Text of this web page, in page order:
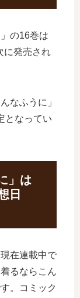
の16巻は
に発売され
なふうに」
となってい
」は
日
在連載中で
るならこん
。コミック